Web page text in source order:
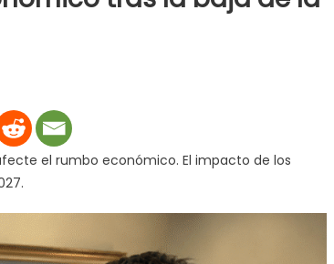
el rumbo económico. El impacto de los